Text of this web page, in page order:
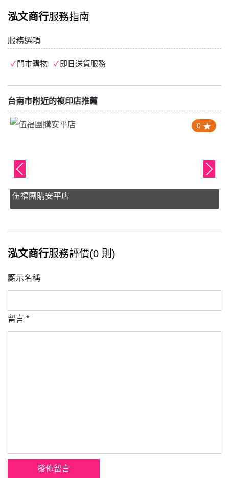
泓文商行服務指南
服務選項
門市購物 即日送貨服務
台南市附近的複印店推薦
0
伍福團購安平店
泓文商行服務評價(0 則)
顯示名稱
留言 *